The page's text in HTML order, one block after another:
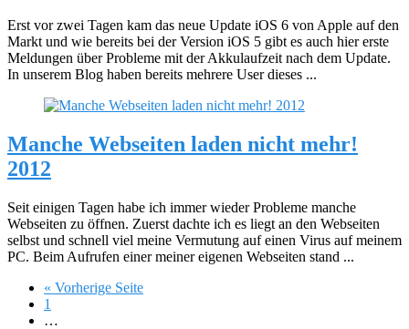
Erst vor zwei Tagen kam das neue Update iOS 6 von Apple auf den
Markt und wie bereits bei der Version iOS 5 gibt es auch hier erste
Meldungen über Probleme mit der Akkulaufzeit nach dem Update.
In unserem Blog haben bereits mehrere User dieses ...
Manche Webseiten laden nicht mehr!
2012
Seit einigen Tagen habe ich immer wieder Probleme manche
Webseiten zu öffnen. Zuerst dachte ich es liegt an den Webseiten
selbst und schnell viel meine Vermutung auf einen Virus auf meinem
PC. Beim Aufrufen einer meiner eigenen Webseiten stand ...
« Vorherige Seite
1
…